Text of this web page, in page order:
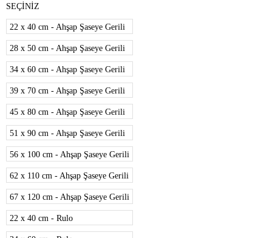
SEÇİNİZ
22 x 40 cm - Ahşap Şaseye Gerili
28 x 50 cm - Ahşap Şaseye Gerili
34 x 60 cm - Ahşap Şaseye Gerili
39 x 70 cm - Ahşap Şaseye Gerili
45 x 80 cm - Ahşap Şaseye Gerili
51 x 90 cm - Ahşap Şaseye Gerili
56 x 100 cm - Ahşap Şaseye Gerili
62 x 110 cm - Ahşap Şaseye Gerili
67 x 120 cm - Ahşap Şaseye Gerili
22 x 40 cm - Rulo